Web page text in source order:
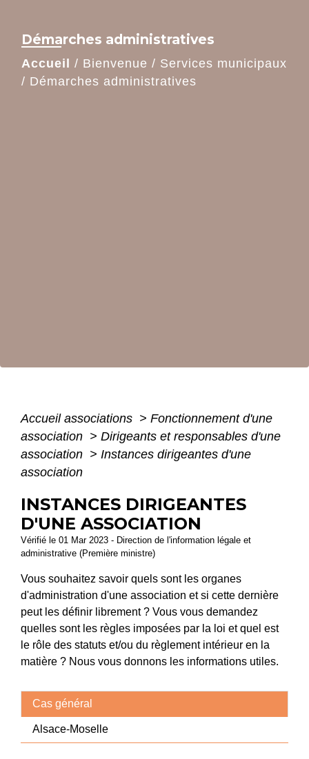
Démarches administratives
Accueil / Bienvenue / Services municipaux
/ Démarches administratives
Accueil associations > Fonctionnement d'une
association > Dirigeants et responsables d'une
association > Instances dirigeantes d'une
association
INSTANCES DIRIGEANTES
D'UNE ASSOCIATION
Vérifié le 01 Mar 2023 - Direction de l'information légale et
administrative (Première ministre)
Vous souhaitez savoir quels sont les organes
d'administration d'une association et si cette dernière
peut les définir librement ? Vous vous demandez
quelles sont les règles imposées par la loi et quel est
le rôle des statuts et/ou du règlement intérieur en la
matière ? Nous vous donnons les informations utiles.
Cas général
Alsace-Moselle